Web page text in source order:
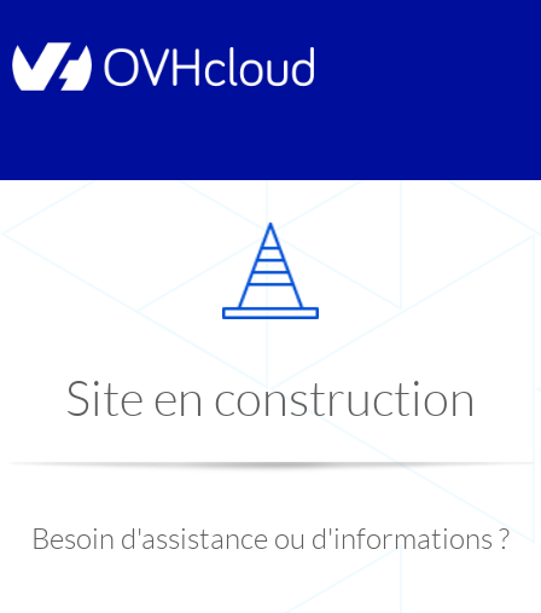
Site en construction
Besoin d'assistance ou d'informations ?